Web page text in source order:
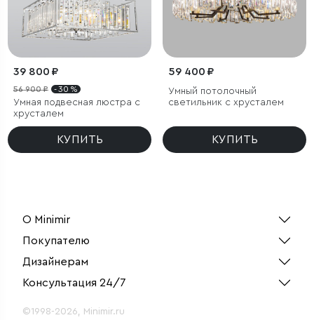
39 800 ₽
56 900 ₽ - 30 %
Умная подвесная люстра с
хрусталем
КУПИТЬ
59 400 ₽
Умный потолочный
светильник с хрусталем
КУПИТЬ
О Minimir
Покупателю
Дизайнерам
Консультация 24/7
©1998-2026, Minimir.ru